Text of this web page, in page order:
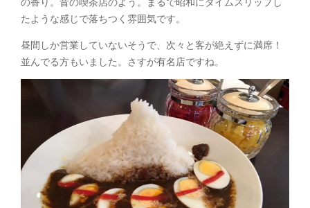
の香り。昔の喫茶店のよう。まるで昭和にタイムスリップし
たような感じで落ちつく雰囲気です。
昼間しか営業していないそうで、次々と客が絶えずに満席！
並んでる方もいました。さすが有名店ですね。